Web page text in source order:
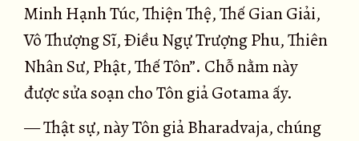
Minh Hạnh Túc, Thiện Thệ, Thế Gian Giải,
Vô Thượng Sĩ, Ðiều Ngự Trượng Phu, Thiên
Nhân Sư, Phật, Thế Tôn”. Chỗ nằm này
được sửa soạn cho Tôn giả Gotama ấy.
— Thật sự, này Tôn giả Bharadvaja, chúng